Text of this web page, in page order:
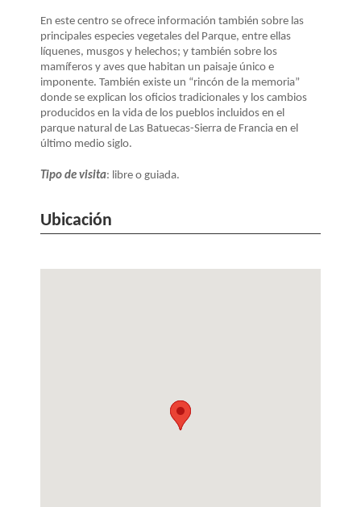
En este centro se ofrece información también sobre las
principales especies vegetales del Parque, entre ellas
líquenes, musgos y helechos; y también sobre los
mamíferos y aves que habitan un paisaje único e
imponente. También existe un “rincón de la memoria”
donde se explican los oficios tradicionales y los cambios
producidos en la vida de los pueblos incluidos en el
parque natural de Las Batuecas-Sierra de Francia en el
último medio siglo.
Tipo de visita: libre o guiada.
Ubicación